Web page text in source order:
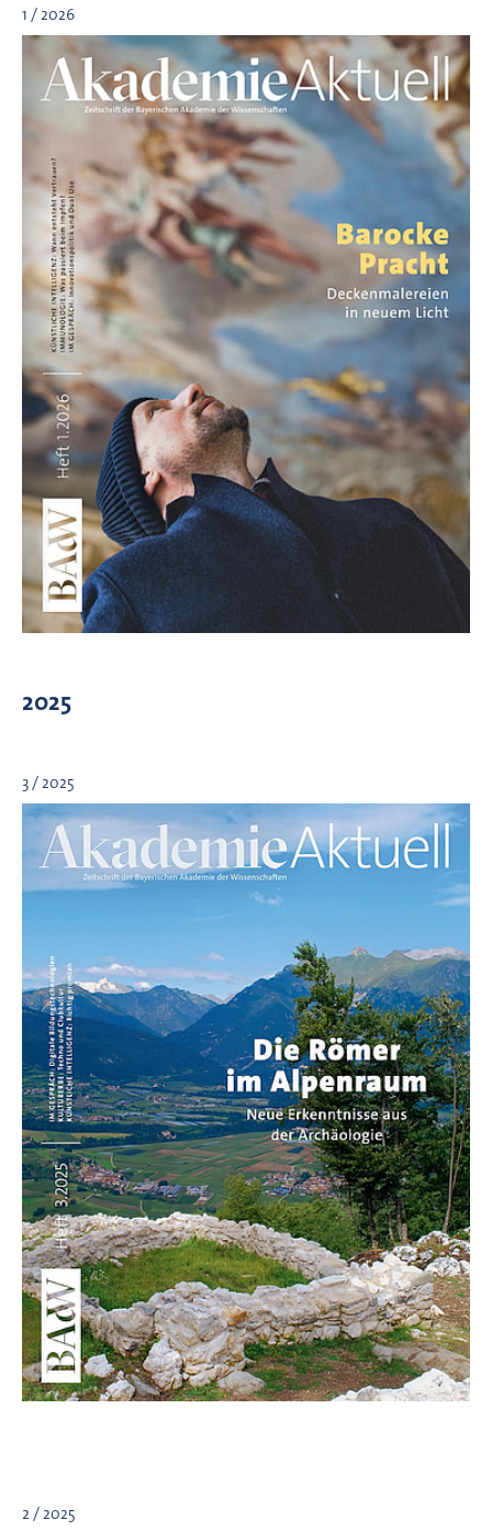
1 / 2026
2025
3 / 2025
2 / 2025